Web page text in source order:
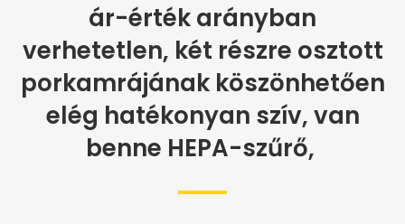
ár-érték arányban
verhetetlen, két részre osztott
porkamrájának köszönhetően
elég hatékonyan szív, van
benne HEPA-szűrő,